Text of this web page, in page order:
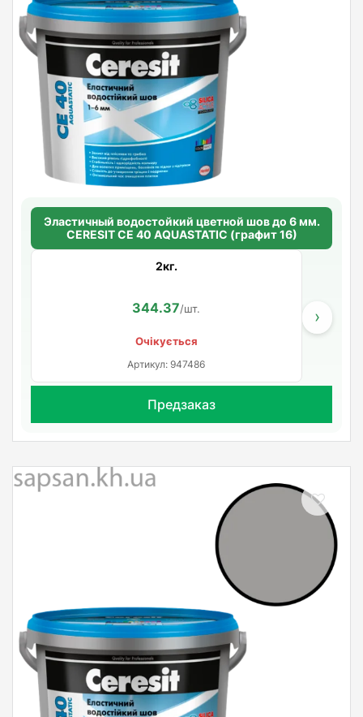
Эластичный водостойкий цветной шов до 6 мм.
CERESIT CE 40 AQUASTATIC (графит 16)
2кг.
344.37/шт.
Очікується
Артикул: 947486
›
Предзаказ